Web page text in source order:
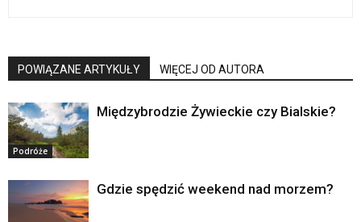
POWIĄZANE ARTYKUŁY WIĘCEJ OD AUTORA
Podróże
Międzybrodzie Żywieckie czy Bialskie?
Gdzie spędzić weekend nad morzem?